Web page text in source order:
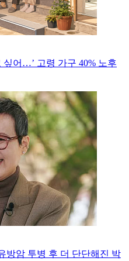
싶어…’ 고령 가구 40% 노후
방암 투병 후 더 단단해진 박